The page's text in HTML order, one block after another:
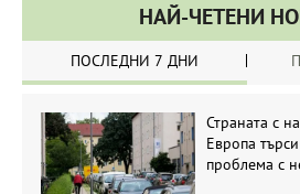
НАЙ-ЧЕТЕНИ
ПОСЛЕДНИ 7 ДНИ
Страната с
Европа
проблема с